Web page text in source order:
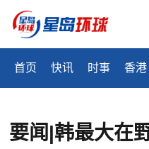
首页 快讯 时事 香港
要闻|韩最大在